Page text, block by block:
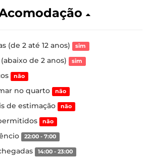
(de 2 até 12 anos) sim
de 2 anos) sim
não
no quarto não
de estimação não
não
22:00 - 7:00
14:00 - 23:00